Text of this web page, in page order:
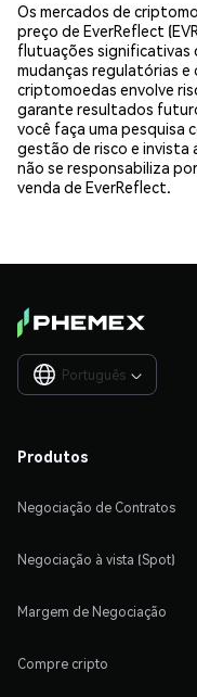
Os mercados de
preço de EverReflect
flutuações significativas
mudanças regulatórias
criptomoedas envolve
garante resultados
você faça uma pesquisa
gestão de risco e invista
não se responsabiliza
venda de EverReflect.
Português 
Produtos
Negociação de Contratos
Negociação à vista (Spot)
Margem de Negociação
Compre cripto